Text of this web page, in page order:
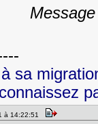
sa
à 14:22:51